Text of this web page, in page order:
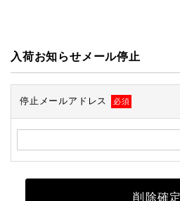
入荷お知らせメール停止
停止メールアドレス 必須